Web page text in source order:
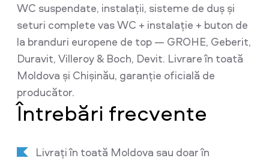
WC suspendate, instalații, sisteme de duș și
seturi complete vas WC + instalație + buton de
la branduri europene de top — GROHE, Geberit,
Duravit, Villeroy & Boch, Devit. Livrare în toată
Moldova și Chișinău, garanție oficială de
producător.
Întrebări frecvente
Livrați în toată Moldova sau doar în